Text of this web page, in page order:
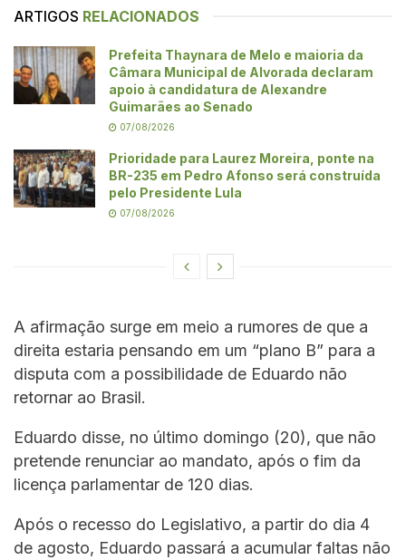
ARTIGOS RELACIONADOS
Prefeita Thaynara de Melo e maioria da
Câmara Municipal de Alvorada declaram
apoio à candidatura de Alexandre
Guimarães ao Senado
07/08/2026
Prioridade para Laurez Moreira, ponte na
BR-235 em Pedro Afonso será construída
pelo Presidente Lula
07/08/2026
A afirmação surge em meio a rumores de que a
direita estaria pensando em um “plano B” para a
disputa com a possibilidade de Eduardo não
retornar ao Brasil.
Eduardo disse, no último domingo (20), que não
pretende renunciar ao mandato, após o fim da
licença parlamentar de 120 dias.
Após o recesso do Legislativo, a partir do dia 4
de agosto, Eduardo passará a acumular faltas não